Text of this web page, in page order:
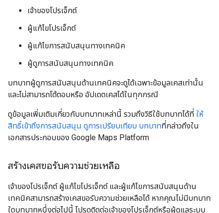
เจ้าของโปรเจ็กต์
ผู้แก้ไขโปรเจ็กต์
ผู้แก้ไขการสนับสนุนทางเทคนิค
ผู้ดูการสนับสนุนทางเทคนิค
บทบาทผู้ดูการสนับสนุนด้านเทคนิคจะดูได้เฉพาะข้อมูลเคสเท่านั้น
และไม่สามารถโต้ตอบหรือ อัปเดตเคสได้ในทุกกรณี
ดูข้อมูลเพิ่มเติมเกี่ยวกับบทบาทเหล่านี้ รวมถึงวิธีใช้บทบาทได้ที่ ให้
สิทธิ์เข้าถึงการสนับสนุน ดูการเปรียบเทียบ บทบาทที่กล่าวถึงใน
เอกสารประกอบของ Google Maps Platform
สร้างเคสขอรับความช่วยเหลือ
เจ้าของโปรเจ็กต์ ผู้แก้ไขโปรเจ็กต์ และผู้แก้ไขการสนับสนุนด้าน
เทคนิคสามารถสร้างเคสขอรับความช่วยเหลือได้ หากคุณไม่มีบทบาท
ใดบทบาทหนึ่งต่อไปนี้ โปรดติดต่อเจ้าของโปรเจ็กต์หรือผู้ดูแลระบบ